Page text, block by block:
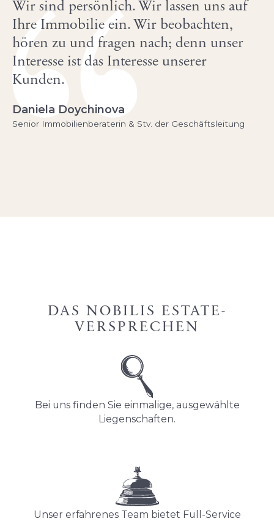
Wir sind persönlich. Wir lassen uns auf
Ihre Immobilie ein. Wir beobachten,
hören zu und fragen nach; denn unser
Interesse ist das Interesse unserer
Kunden.
Daniela Doychinova
Senior Immobilienberaterin & Stv. der Geschäftsleitung
DAS NOBILIS ESTATE-
VERSPRECHEN
Bei uns finden Sie einmalige, ausgewählte
Liegenschaften.
Unser erfahrenes Team bietet Full-Service